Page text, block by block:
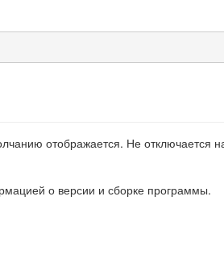
отображается. Не отключается
о версии и сборке программы.